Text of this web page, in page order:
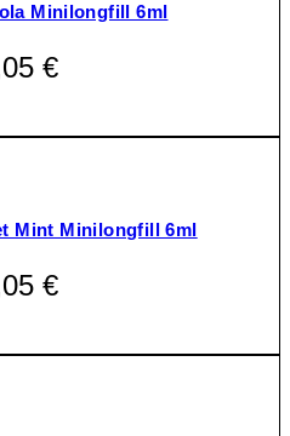
Minilongfill 6ml
€
Mint Minilongfill 6ml
€